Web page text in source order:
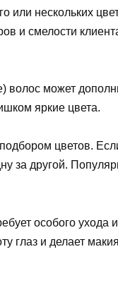
или нескольких
и смелости
может
яркие цвета.
цветов.
за другой.
особого ухода
глаз и делает